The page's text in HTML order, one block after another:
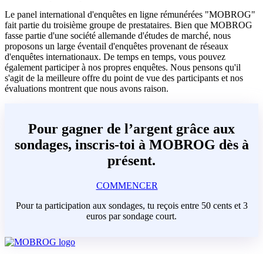
Le panel international d'enquêtes en ligne rémunérées "MOBROG"
fait partie du troisième groupe de prestataires. Bien que MOBROG
fasse partie d'une société allemande d'études de marché, nous
proposons un large éventail d'enquêtes provenant de réseaux
d'enquêtes internationaux. De temps en temps, vous pouvez
également participer à nos propres enquêtes. Nous pensons qu'il
s'agit de la meilleure offre du point de vue des participants et nos
évaluations montrent que nous avons raison.
Pour gagner de l’argent grâce aux
sondages, inscris-toi à MOBROG dès à
présent.
COMMENCER
Pour ta participation aux sondages, tu reçois entre 50 cents et 3
euros par sondage court.